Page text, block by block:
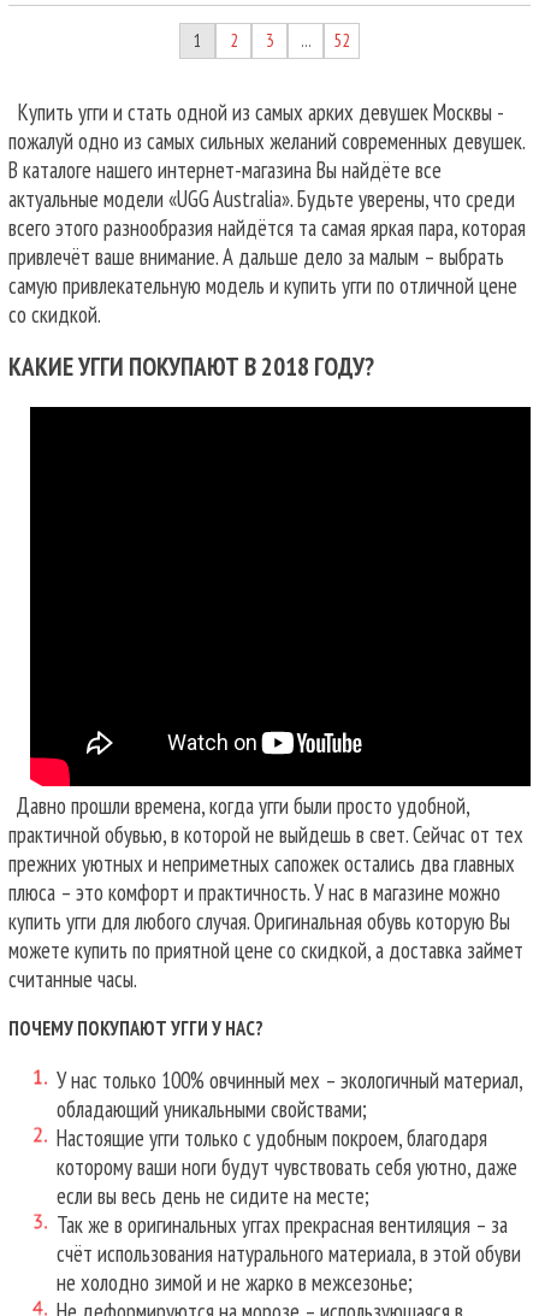
1 2 3 … 52
Купить угги и стать одной из самых арких девушек Москвы -
пожалуй одно из самых сильных желаний современных девушек.
В каталоге нашего интернет-магазина Вы найдёте все
актуальные модели «UGG Australia». Будьте уверены, что среди
всего этого разнообразия найдётся та самая яркая пара, которая
привлечёт ваше внимание. А дальше дело за малым – выбрать
самую привлекательную модель и купить угги по отличной цене
со скидкой.
КАКИЕ УГГИ ПОКУПАЮТ В 2018 ГОДУ?
Давно прошли времена, когда угги были просто удобной,
практичной обувью, в которой не выйдешь в свет. Сейчас от тех
прежних уютных и неприметных сапожек остались два главных
плюса – это комфорт и практичность. У нас в магазине можно
купить угги для любого случая.Оригинальная обувь которую Вы
можете купить по приятной цене со скидкой, а доставка займет
считанные часы.
ПОЧЕМУ ПОКУПАЮТ УГГИ У НАС?
У нас только 100% овчинный мех – экологичный материал,
обладающий уникальными свойствами;
Настоящие угги только с удобным покроем, благодаря
которому ваши ноги будут чувствовать себя уютно, даже
если вы весь день не сидите на месте;
Так же в оригинальных уггах прекрасная вентиляция – за
счёт использования натурального материала, в этой обуви
не холодно зимой и не жарко в межсезонье;